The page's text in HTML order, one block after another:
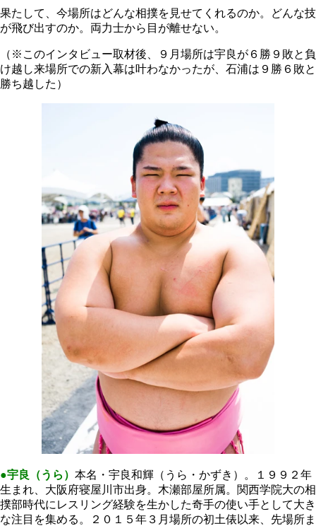
果たして、今場所はどんな相撲を見せてくれるのか。どんな技
が飛び出すのか。両力士から目が離せない。
（※このインタビュー取材後、９月場所は宇良が６勝９敗と負
け越し来場所での新入幕は叶わなかったが、石浦は９勝６敗と
勝ち越した）
●宇良（うら） 本名・宇良和輝（うら・かずき）。１９９２年
生まれ、大阪府寝屋川市出身。木瀬部屋所属。関西学院大の相
撲部時代にレスリング経験を生かした奇手の使い手として大き
な注目を集める。２０１５年３月場所の初土俵以来、先場所ま